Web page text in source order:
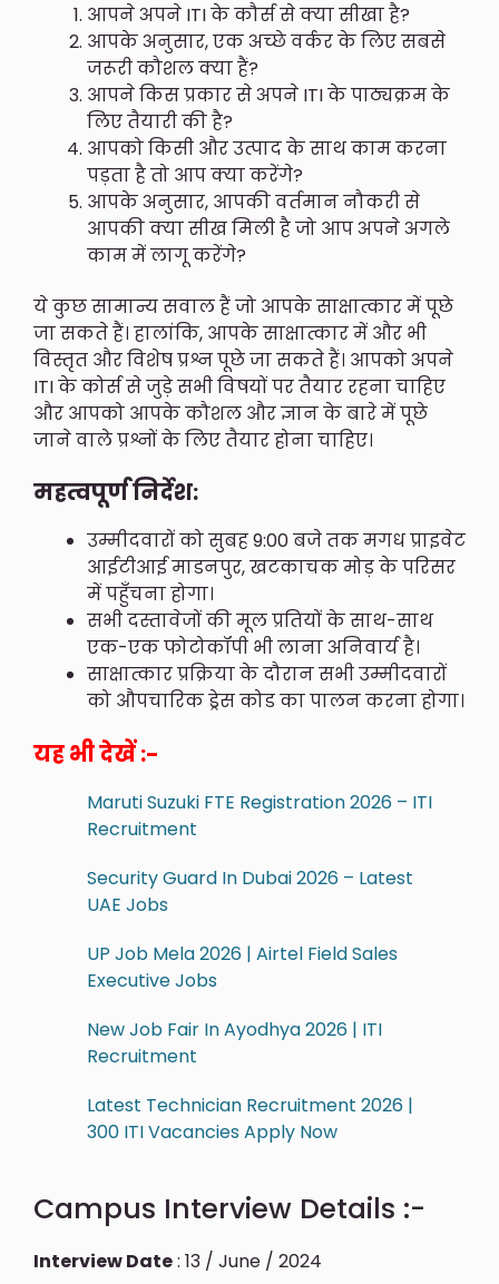
आपने अपने ITI के कौर्स से क्या सीखा है?
आपके अनुसार, एक अच्छे वर्कर के लिए सबसे
जरूरी कौशल क्या हैं?
आपने किस प्रकार से अपने ITI के पाठ्यक्रम के
लिए तैयारी की है?
आपको किसी और उत्पाद के साथ काम करना
पड़ता है तो आप क्या करेंगे?
आपके अनुसार, आपकी वर्तमान नौकरी से
आपकी क्या सीख मिली है जो आप अपने अगले
काम में लागू करेंगे?
ये कुछ सामान्य सवाल हैं जो आपके साक्षात्कार में पूछे
जा सकते हैं। हालांकि, आपके साक्षात्कार में और भी
विस्तृत और विशेष प्रश्न पूछे जा सकते हैं। आपको अपने
ITI के कोर्स से जुड़े सभी विषयों पर तैयार रहना चाहिए
और आपको आपके कौशल और ज्ञान के बारे में पूछे
जाने वाले प्रश्नों के लिए तैयार होना चाहिए।
महत्वपूर्ण निर्देश:
उम्मीदवारों को सुबह 9:00 बजे तक मगध प्राइवेट
आईटीआई माडनपुर, खटकाचक मोड़ के परिसर
में पहुँचना होगा।
सभी दस्तावेजों की मूल प्रतियों के साथ-साथ
एक-एक फोटोकॉपी भी लाना अनिवार्य है।
साक्षात्कार प्रक्रिया के दौरान सभी उम्मीदवारों
को औपचारिक ड्रेस कोड का पालन करना होगा।
यह भी देखें :-
Maruti Suzuki FTE Registration 2026 – ITI
Recruitment
Security Guard In Dubai 2026 – Latest
UAE Jobs
UP Job Mela 2026 | Airtel Field Sales
Executive Jobs
New Job Fair In Ayodhya 2026 | ITI
Recruitment
Latest Technician Recruitment 2026 |
300 ITI Vacancies Apply Now
Campus Interview Details :-
Interview Date: 13 / June / 2024